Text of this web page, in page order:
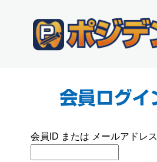
会員ID または メールアドレス